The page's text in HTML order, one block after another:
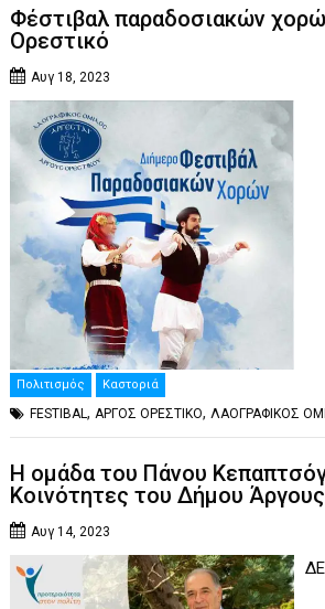
Φέστιβαλ παραδοσιακών
Ορεστικό
Αυγ 18, 2023
Πολιτισμός Καστοριά
FESTIBAL, ΑΡΓΟΣ ΟΡΕΣΤΙΚΟ, ΛΑΟΓΡΑΦΙΚΟΣ
Η ομάδα του Πάνου
Κοινότητες του Δήμου
Αυγ 14, 2023